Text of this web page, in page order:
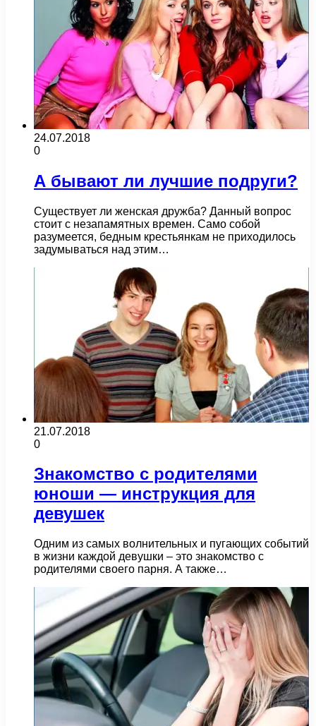
24.07.2018
0
А бывают ли лучшие подруги?
Существует ли женская дружба? Данный вопрос
стоит с незапамятных времен. Само собой
разумеется, бедным крестьянкам не приходилось
задумываться над этим…
21.07.2018
0
Знакомство с родителями
юноши — инструкция для
девушек
Одним из самых волнительных и пугающих событий
в жизни каждой девушки – это знакомство с
родителями своего парня. А также…